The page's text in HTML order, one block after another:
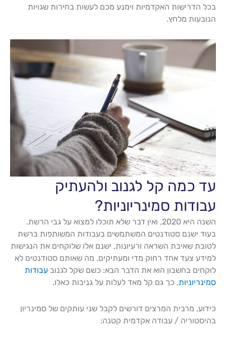
בכל הדרישות האקדמיות וימנע מכם לעשות בחירות שגויות
הנובעות מלחץ.
עד כמה קל לגנוב ולהעתיק
עבודות סמינריוניות?
השנה היא 2020, ואין דבר שלא תוכלו למצוא על גבי הרשת.
בעוד ישנם סטודנטים המשתמשים בעבודות המשותפות ברשת
לטובת שאיבת השראה ורעיונות, ישנם אלו שלוקחים את הנגישות
למידע צעד אחד רחוק מדי ומעתיקים. מה שאותם סטודנטים לא
לוקחים בחשבון הוא את הדבר הבא: כשם שקל לגנוב עבודות
סמינריוניות, כך גם קל מאד לעלות על גניבות כאלו.
כידוע, מרבית המרצים דורשים לקבל שני עותקים של סמינריון
בהיסטוריה / עבודה אקדמית קטנה: